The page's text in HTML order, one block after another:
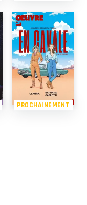
PROCHAINEMENT